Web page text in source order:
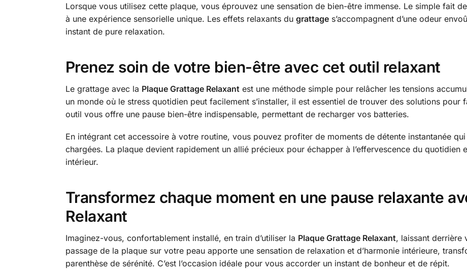
Lorsque vous utilisez cette plaque, vous éprouvez une sensation de bien-être immense. Le simple fait
à une expérience sensorielle unique. Les effets relaxants du grattages’accompagnent d’une odeur
instant de pure relaxation.
Prenez soin de votre bien-être avec cet outil relaxant
Le grattage avec la Plaque Grattage Relaxant est une méthode simple pour relâcher les tensions
un monde où le stress quotidien peut facilement s’installer, il est essentiel de trouver des solutions pour
outil vous offre une pause bien-être indispensable, permettant de recharger vos batteries.
En intégrant cet accessoire à votre routine, vous pouvez profiter de moments de détente instantanée
chargées. La plaque devient rapidement un allié précieux pour échapper à l’effervescence du quotidien
intérieur.
Transformez chaque moment en une pause relaxante
Relaxant
Imaginez-vous, confortablement installé, en train d’utiliser la Plaque Grattage Relaxant, laissant derrière
passage de la plaque sur votre peau apporte une sensation de relaxation et d’harmonie intérieure,
parenthèse de sérénité. C’est l’occasion idéale pour vous accorder un instant de bonheur et de répit.